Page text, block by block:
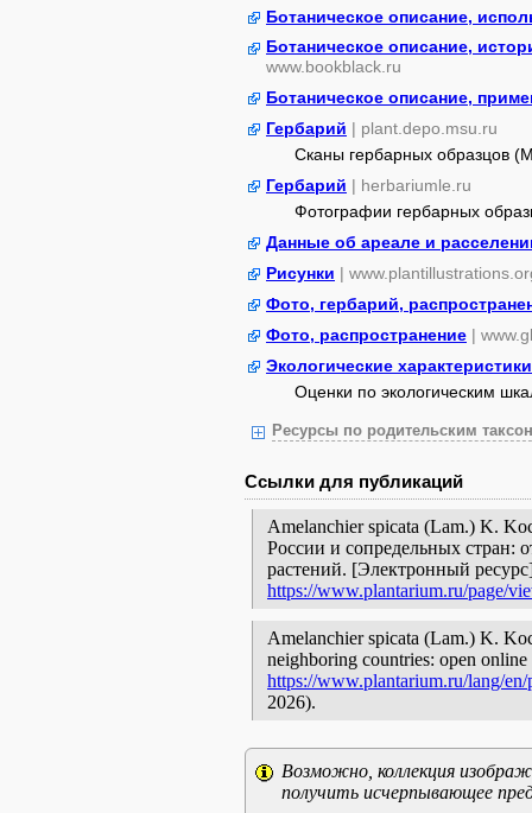
Ботаническое описание,
Ботаническое описание,
www.bookblack.ru
Ботаническое описание,
Гербарий | plant.depo.msu.ru
Сканы гербарных образцов
Гербарий | herbariumle.ru
Фотографии гербарных
Данные об ареале и
Рисунки |
Фото, гербарий,
Фото, распространение |
Экологические характеристики
Оценки по экологическим
Ресурсы по родительским
Ссылки для публикаций
Amelanchier spicata (Lam.) K.
России и сопредельных стран:
растений. [Электронный
https://www.plantarium.ru/page/
Amelanchier spicata (Lam.) K.
neighboring countries: open
https://www.plantarium.ru/lang/
2026).
Возможно, коллекция
получить исчерпывающее